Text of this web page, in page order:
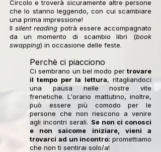
Circolo e troverà sicuramente altre persone
che lo stanno leggendo, con cui scambiare
una prima impressione!
Ilsilent reading potrà essere accompagnato
da un momento di scambio libri (book
swapping) in occasione delle feste.
Perchè ci piacciono
Ci sembrano un bel modo per trovare
il tempo per la lettura, ritagliandoci
una pausa nelle nostre vite
frenetiche. L'orario mattutino, inoltre,
può essere più comodo per le
persone che non riescono a venire
agli incontri serali. Se non ci conosci
e non saicome iniziare, vieni a
trovarci ad un incontro: promettiamo
che non ti sentirai solo/a!